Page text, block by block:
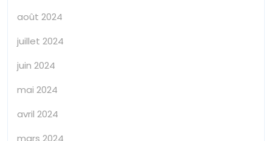
août 2024
juillet 2024
juin 2024
mai 2024
avril 2024